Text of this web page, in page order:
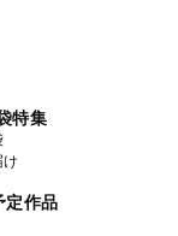
特集
定作品